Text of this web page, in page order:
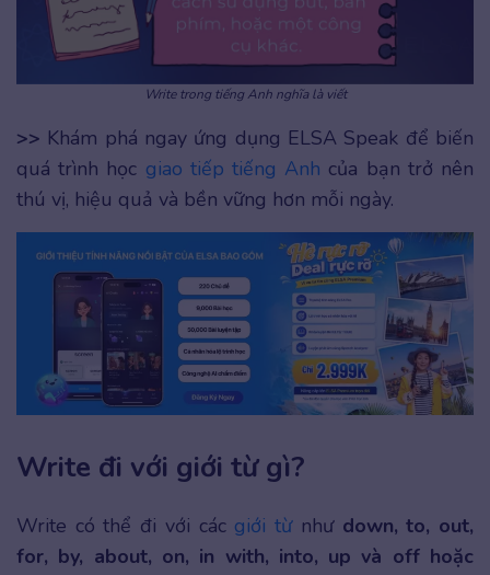
Write trong tiếng Anh nghĩa là viết
>> Khám phá ngay ứng dụng ELSA Speak để biến
quá trình học giao tiếp tiếng Anh của bạn trở nên
thú vị, hiệu quả và bền vững hơn mỗi ngày.
Write đi với giới từ gì?
Write có thể đi với các giới từnhưdown, to, out,
for, by, about, on, in with, into, up và off hoặc